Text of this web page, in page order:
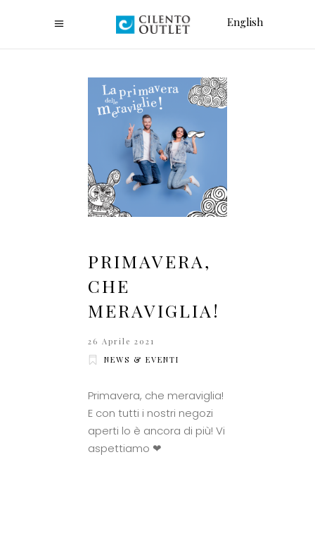
English
PRIMAVERA,
CHE
MERAVIGLIA!
26 Aprile 2021
NEWS & EVENTI
Primavera, che meraviglia!
E con tutti i nostri negozi
aperti lo è ancora di più! Vi
aspettiamo ❤